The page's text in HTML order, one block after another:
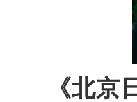
《北